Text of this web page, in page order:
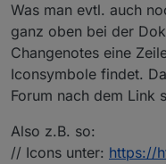
@ atifan
Jo
Bugfix v3.4.0.3
Gerne den
https://
ui/blob/main/
Was man evtl. auch
ganz oben bei der
Changenotes eine
Iconsymbole findet.
Forum nach dem Link
Also z.B. so:
// Icons unter: https://